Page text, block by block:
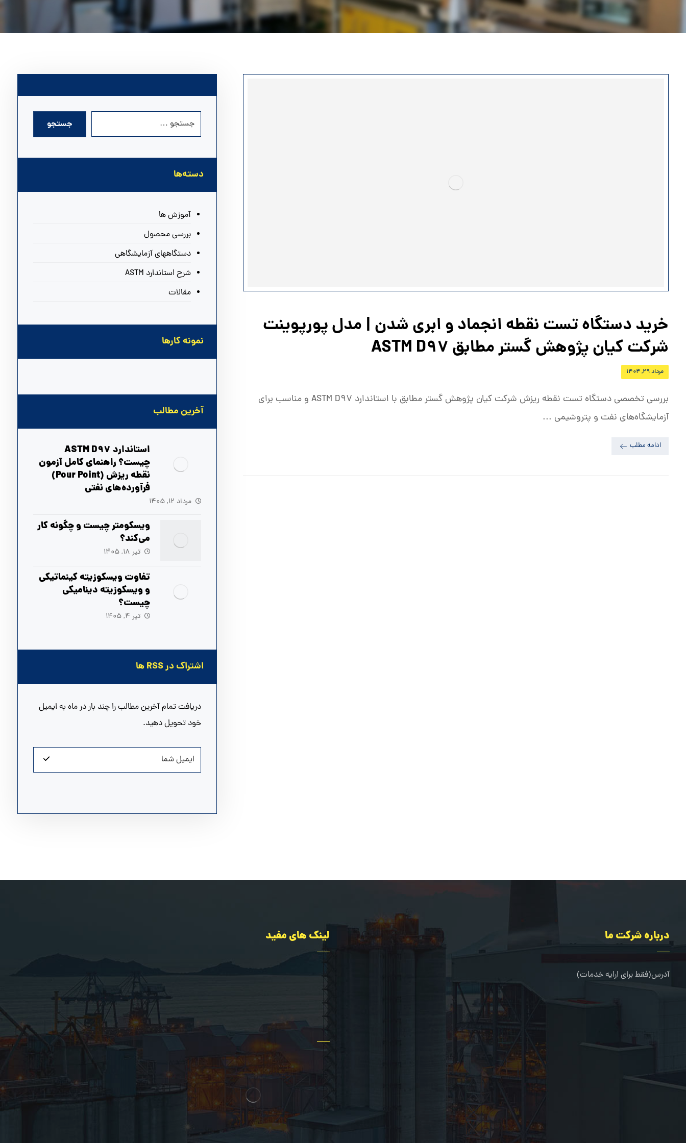
خرید دستگاه تست نقطه انجماد و ابری شدن | مدل پورپوینت
شرکت کیان پژوهش گستر مطابق ASTM D97
مرداد ۲۹, ۱۴۰۴
بررسی تخصصی دستگاه تست نقطه ریزش شرکت کیان پژوهش گستر مطابق با استاندارد ASTM D97 و مناسب برای
آزمایشگاه‌های نفت و پتروشیمی ...
ادامه مطلب
دسته‌ها
آموزش ها
بررسی محصول
دستگاههای آزمایشگاهی
شرح استاندارد ASTM
مقالات
نمونه کارها
آخرین مطالب
استاندارد ASTM D97
چیست؟ راهنمای کامل آزمون
نقطه ریزش (Pour Point)
فرآورده‌های نفتی
مرداد ۱۲, ۱۴۰۵
ویسکومتر چیست و چگونه کار
می‌کند؟
تیر ۱۸, ۱۴۰۵
تفاوت ویسکوزیته کینماتیکی
و ویسکوزیته دینامیکی
چیست؟
تیر ۴, ۱۴۰۵
اشتراک در RSS ها
دریافت تمام آخرین مطالب را چند بار در ماه به ایمیل
خود تحویل دهید.
درباره شرکت ما
آدرس(فقط برای ارایه خدمات)
کرج-طالقانی شمالی-خیابان مرجان-جنب کلینیک دندانپزشکی خانواده
09109216080
لینک های مفید
درباره ما
تماس با ما